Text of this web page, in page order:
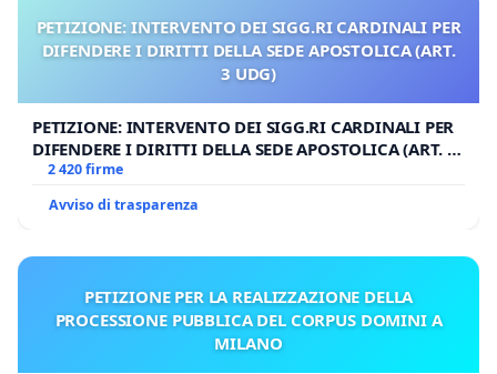
PETIZIONE: INTERVENTO DEI SIGG.RI CARDINALI PER
DIFENDERE I DIRITTI DELLA SEDE APOSTOLICA (ART.
3 UDG)
PETIZIONE: INTERVENTO DEI SIGG.RI CARDINALI PER
DIFENDERE I DIRITTI DELLA SEDE APOSTOLICA (ART. 3
UDG)
2 420 firme
Avviso di trasparenza
PETIZIONE PER LA REALIZZAZIONE DELLA
PROCESSIONE PUBBLICA DEL CORPUS DOMINI A
MILANO